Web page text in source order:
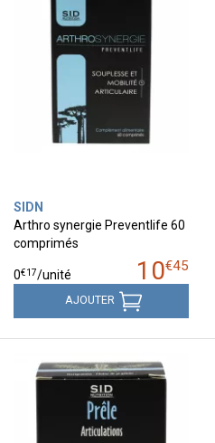
SIDN
Arthro synergie Preventlife 60
comprimés
10€45
0€17/unité
AJOUTER